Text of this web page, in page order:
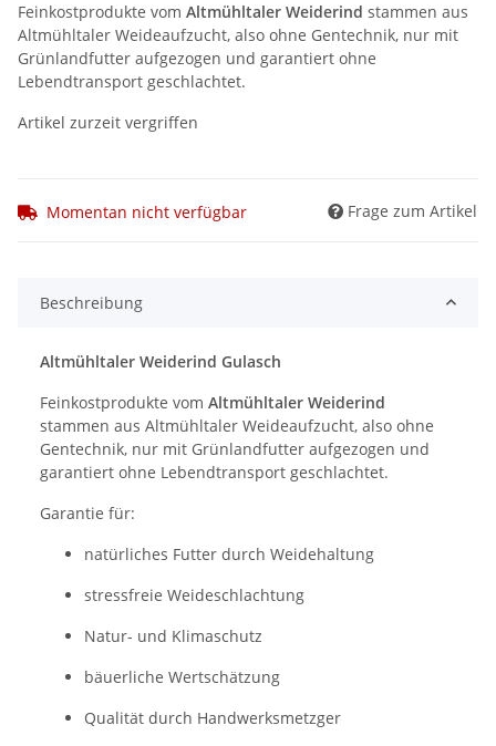
Feinkostprodukte vom Altmühltaler Weiderind stammen aus
Altmühltaler Weideaufzucht, also ohne Gentechnik, nur mit
Grünlandfutter aufgezogen und garantiert ohne
Lebendtransport geschlachtet.
Artikel zurzeit vergriffen
Momentan nicht verfügbar Frage zum Artikel
Beschreibung
Altmühltaler Weiderind Gulasch
Feinkostprodukte vom Altmühltaler Weiderind
stammen aus Altmühltaler Weideaufzucht, also ohne
Gentechnik, nur mit Grünlandfutter aufgezogen und
garantiert ohne Lebendtransport geschlachtet.
Garantie für:
natürliches Futter durch Weidehaltung
stressfreie Weideschlachtung
Natur- und Klimaschutz
bäuerliche Wertschätzung
Qualität durch Handwerksmetzger